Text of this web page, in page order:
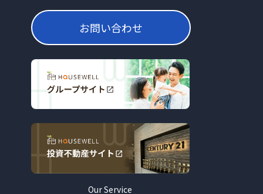
お問い合わせ
Our Service